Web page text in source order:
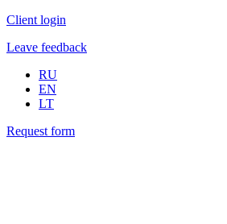
Client login
Leave feedback
RU
EN
LT
Request form